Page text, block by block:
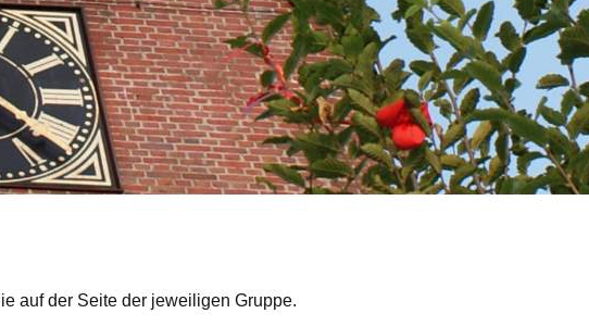
auf der Seite der jeweiligen Gruppe.